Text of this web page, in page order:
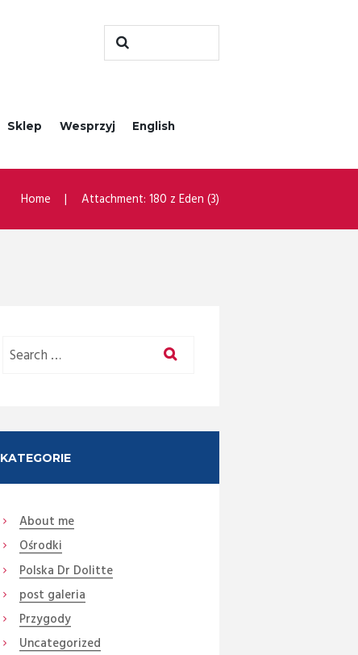
Sklep Wesprzyj English
Home Attachment: 180 z Eden (3)
KATEGORIE
About me
Ośrodki
Polska Dr Dolitte
post galeria
Przygody
Uncategorized